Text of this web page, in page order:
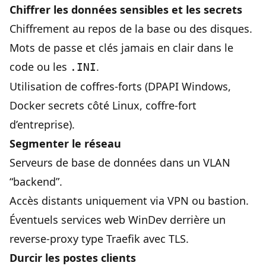
Chiffrer les données sensibles et les secrets
Chiffrement au repos de la base ou des disques.
Mots de passe et clés jamais en clair dans le
code ou les .INI.
Utilisation de coffres-forts (DPAPI Windows,
Docker secrets côté Linux, coffre-fort
d’entreprise).
Segmenter le réseau
Serveurs de base de données dans un VLAN
“backend”.
Accès distants uniquement via VPN ou bastion.
Éventuels services web WinDev derrière un
reverse-proxy type Traefik avec TLS.
Durcir les postes clients